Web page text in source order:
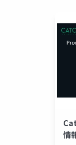
情